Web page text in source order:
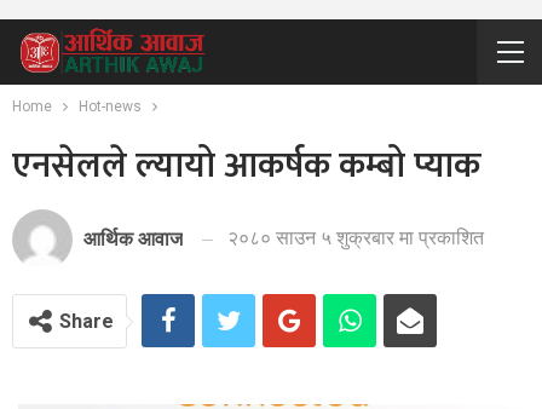
Home Hot-news
एनसेलले ल्यायो आकर्षक कम्बो प्याक
आर्थिक आवाज २०८० साउन ५ शुक्रबार मा प्रकाशित
Share